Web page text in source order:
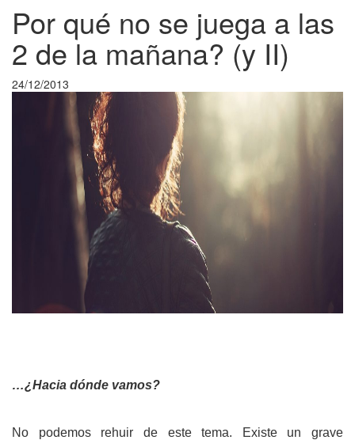
Por qué no se juega a las
2 de la mañana? (y II)
24/12/2013
…¿Hacia dónde vamos?
No podemos rehuir de este tema. Existe un grave